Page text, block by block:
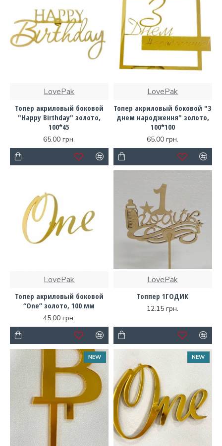
LovePak
Топер акриловый боковой
"Happy Birthday" золото,
100*45
65.00 грн.
LovePak
Топер акриловый боковой "З
днем народження" золото,
100*100
65.00 грн.
LovePak
Топер акриловый боковой
“One” золото, 100 мм
45.00 грн.
LovePak
Топпер 1ГОДИК
12.15 грн.
NEW NEW